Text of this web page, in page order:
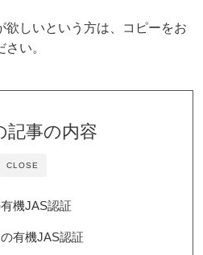
欲しいという方は、コピーをお
い。
CLOSE
事の内容
機JAS認証
有機JAS認証